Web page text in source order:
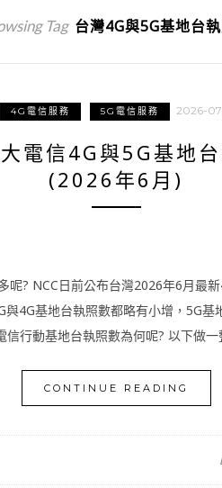
Tag 台灣4G與5G基地台
4G電信服務 5G電信服務 2026-
電信4G與5G基地
(2026年6月)
呢? NCC日前公布台灣2026年6月最
4G基地台執照數都略有小增，5G
行動基地台執照數為何呢? 以下做
CONTINUE READING